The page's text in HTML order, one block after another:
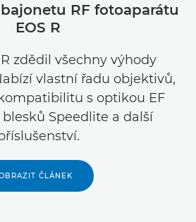
RF fotoaparátu
EOS R
zdědil všechny výhody
vlastní řadu objektivů,
s optikou EF
blesků Speedlite a další
ČLÁNEK